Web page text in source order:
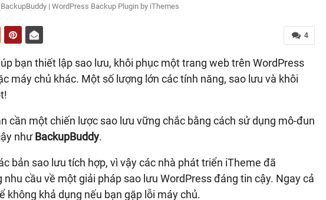
BackupBuddy | WordPress Backup Plugin by iThemes
4
bạn thiết lập sao lưu, khôi phục một trang web trên WordPress
máy chủ khác. Một số lượng lớn các tính năng, sao lưu và khôi
cần một chiến lược sao lưu vững chắc bằng cách sử dụng mô-đun
nhưBackupBuddy.
bản sao lưu tích hợp, vì vậy các nhà phát triển iTheme đã
nhu cầu về một giải pháp sao lưu WordPress đáng tin cậy. Ngay cả
không khả dụng nếu bạn gặp lỗi máy chủ.